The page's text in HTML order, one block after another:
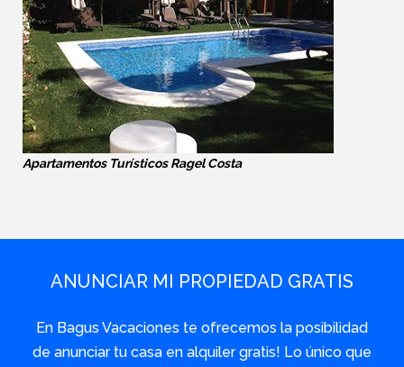
Apartamentos Turísticos Ragel Costa
ANUNCIAR MI PROPIEDAD GRATIS
En Bagus Vacaciones te ofrecemos la posibilidad
de anunciar tu casa en alquiler gratis! Lo único que